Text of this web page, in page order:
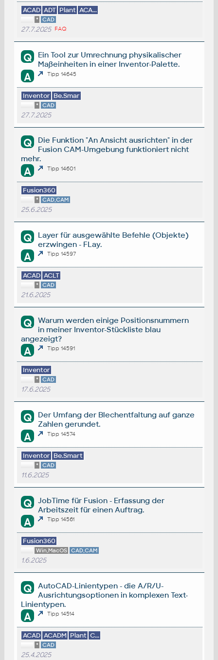
ACAD ADT Plant ACA...
* CAD
27.7.2025 FAQ
Q
Ein Tool zur Umrechnung physikalischer
Maßeinheiten in einer Inventor-Palette.
A Tipp 14645
Inventor Be.Smar
* CAD
27.7.2025
Q
Die Funktion "An Ansicht ausrichten" in der
Fusion CAM-Umgebung funktioniert nicht
mehr.
A Tipp 14601
Fusion360
* CAD,CAM
25.6.2025
Q
Layer für ausgewählte Befehle (Objekte)
erzwingen - FLay.
A Tipp 14597
ACAD ACLT
* CAD
21.6.2025
Q
Warum werden einige Positionsnummern
in meiner Inventor-Stückliste blau
angezeigt?
A Tipp 14591
Inventor
* CAD
17.6.2025
Q
Der Umfang der Blechentfaltung auf ganze
Zahlen gerundet.
A Tipp 14574
Inventor Be.Smart
* CAD
11.6.2025
Q
JobTime für Fusion - Erfassung der
Arbeitszeit für einen Auftrag.
A Tipp 14561
Fusion360
Win,MacOS CAD,CAM
1.6.2025
Q
AutoCAD-Linientypen - die A/R/U-
Ausrichtungsoptionen in komplexen Text-
Linientypen.
A Tipp 14514
ACAD ACADM Plant C...
* CAD
25.4.2025